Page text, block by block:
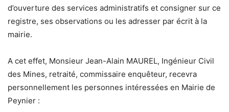
d’ouverture des services administratifs et consigner sur ce
registre, ses observations ou les adresser par écrit à la
mairie.
A cet effet, Monsieur Jean-Alain MAUREL, Ingénieur Civil
des Mines, retraité, commissaire enquêteur, recevra
personnellement les personnes intéressées en Mairie de
Peynier :